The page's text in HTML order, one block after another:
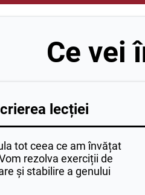
Ce vei
lecției
tot ceea ce am învățat
rezolva exerciții de
și stabilire a genului